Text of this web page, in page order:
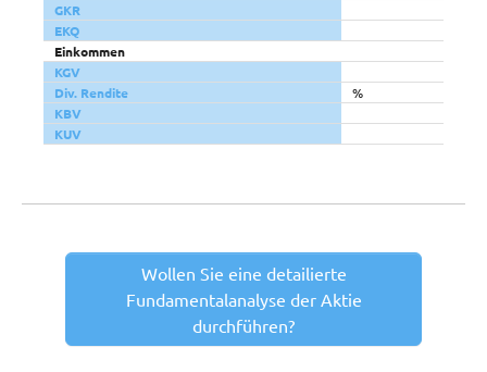
GKR
EKQ
Einkommen
KGV
Div. Rendite
%
KBV
KUV
Wollen Sie eine detailierte
Fundamentalanalyse der Aktie
durchführen?